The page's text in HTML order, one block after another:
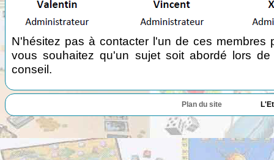
N'hésitez pas à contacter l'un de ces membres
vous souhaitez qu'un sujet soit abordé lors
conseil.
Plan du site